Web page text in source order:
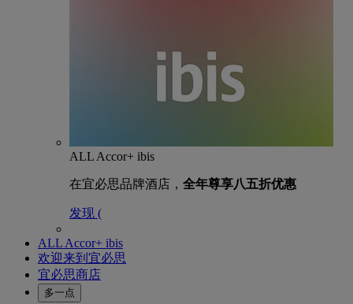
ALL Accor+ ibis
在宜必思品牌酒店， 全年尊享八五折优惠
发现 (
ALL Accor+ ibis
欢迎来到宜必思
宜必思商店
多一点